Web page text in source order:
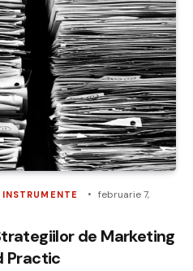
februarie 7,
de Marketing
Practic